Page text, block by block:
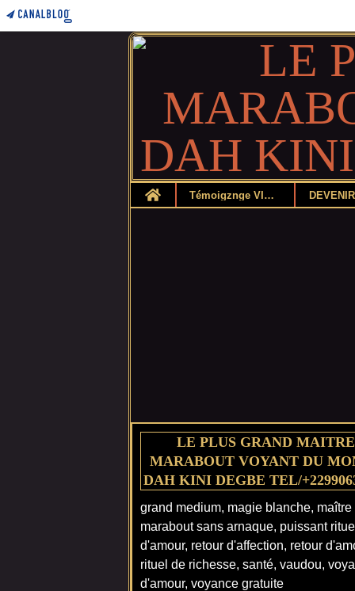
Home
Témoigznge VIDEO
LE PLUS GRAND MAITRE
MARABOUT VOYANT DU
DAH KINI DEGBE TEL/
grand medium, magie blanche, maître
marabout sans arnaque, puissant rituel
d'amour, retour d'affection, retour
rituel de richesse, santé, vaudou,
d'amour, voyance gratuite